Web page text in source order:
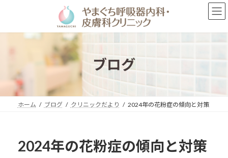
ン
プ
ー
動
ブログ
ホーム ブログ クリニックだより 2024年の花粉症の傾向と対策
2024年の花粉症の傾向と対策